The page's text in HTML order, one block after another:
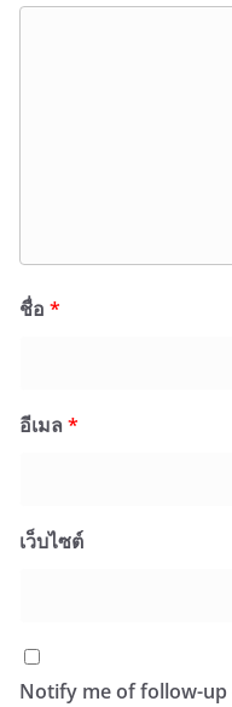
ชื่อ *
อีเมล *
เว็บไซต์
Notify me of follow-